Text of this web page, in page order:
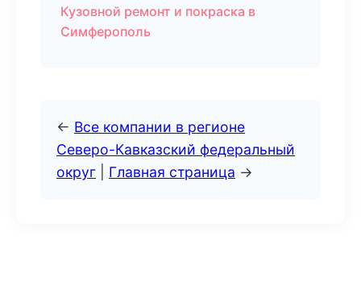
Кузовной ремонт и покраска в
Симферополь
← Все компании в регионе
Северо-Кавказский федеральный
округ
Главная страница →